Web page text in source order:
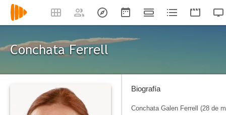
Conchata Ferrell
Biografía
Conchata Galen Ferrell (28 de